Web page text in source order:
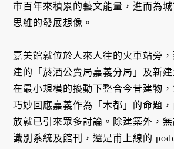
市百年來積累的藝文能量，進而為
思維的發展想像。
嘉美館就位於人來人往的火車站旁
建的「菸酒公賣局嘉義分局」及新建
在最小規模的擾動下整合今昔建物
巧妙回應嘉義作為「木都」的命題
放就已引來眾多討論。除建築外，
識別系統及館刊，還是甫上線的